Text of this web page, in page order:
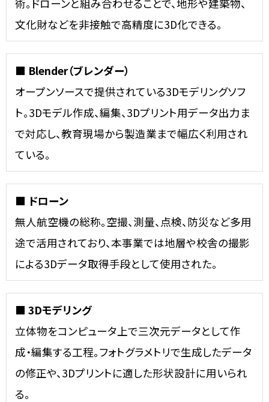
術。ドローンと組み合わせることで、地形や建築物、
文化財などを非接触で高精度に3D化できる。
■ Blender（ブレンダー）
オープンソースで提供されている3Dモデリングソフ
ト。3Dモデル作成、編集、3Dプリント用データ出力ま
で対応し、教育現場から製造業まで幅広く利用され
ている。
■ ドローン
無人航空機の総称。空撮、測量、点検、防災など多用
途で活用されており、本事業では地層や校舎の撮影
による3Dデータ取得手段として使用された。
■ 3Dモデリング
立体物をコンピュータ上で三次元データとして作
成・編集する工程。フォトグラメトリで生成したデータ
の修正や、3Dプリントに適した形状設計に用いられ
る。